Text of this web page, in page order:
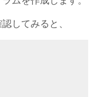
してみると、